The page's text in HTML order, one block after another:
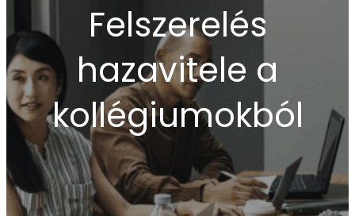
Felszerelés
hazavitele a
kollégiumokból